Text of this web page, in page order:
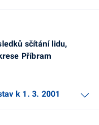
sčítání lidu,
Příbram
k 1. 3. 2001